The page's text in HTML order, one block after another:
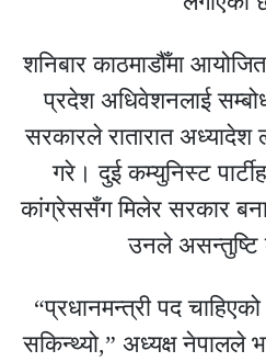
शनिबार काठमाडौँमा
प्रदेश अधिवेशनलाई
सरकारले रातारात
गरे। दुई कम्युनिस्ट
कांग्रेससँग मिलेर सरकार
उनले असन्तुष्टि
“प्रधानमन्त्री पद
सकिन्थ्यो,” अध्यक्ष नेपालले